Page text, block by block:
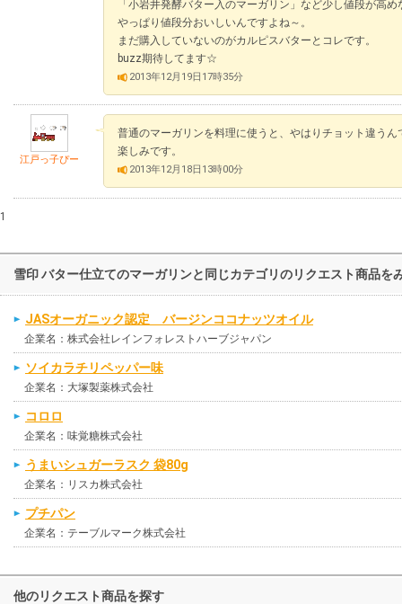
「小岩井発酵バター入のマーガリン」など少し値段が高
やっぱり値段分おいしいんですよね～。
まだ購入していないのがカルピスバターとコレです。
buzz期待してます☆
2013年12月19日17時35分
江戸っ子ぴー
普通のマーガリンを料理に使うと、やはりチョット違う
楽しみです。
2013年12月18日13時00分
1
雪印 バター仕立てのマーガリンと同じカテゴリのリクエスト商品を
JASオーガニック認定 バージンココナッツオイル
企業名：株式会社レインフォレストハーブジャパン
ソイカラチリペッパー味
企業名：大塚製薬株式会社
コロロ
企業名：味覚糖株式会社
うまいシュガーラスク 袋80g
企業名：リスカ株式会社
プチパン
企業名：テーブルマーク株式会社
他のリクエスト商品を探す